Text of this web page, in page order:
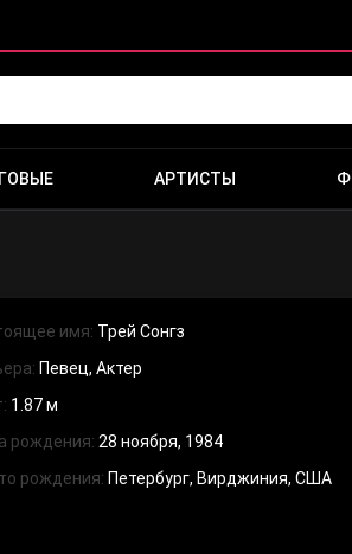
АРТИСТЫ
имя: Трей Сонгз
Певец, Актер
1.87 м
рождения: 28 ноября, 1984
рождения: Петербург, Вирджиния, США